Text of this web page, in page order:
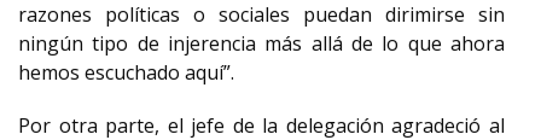
razones políticas o sociales puedan dirimirse sin
ningún tipo de injerencia más allá de lo que ahora
hemos escuchado aquí”.
Por otra parte, el jefe de la delegación agradeció al